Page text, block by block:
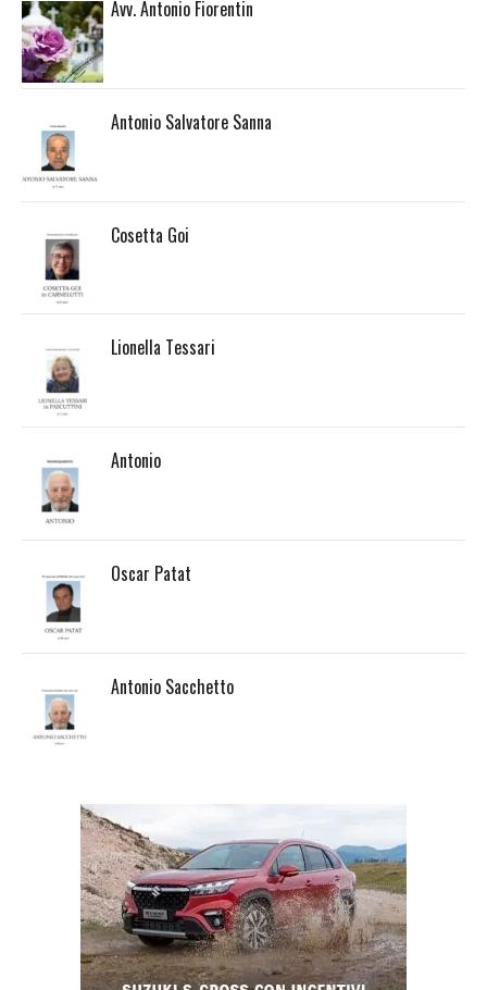
Avv. Antonio Fiorentin
Antonio Salvatore Sanna
Cosetta Goi
Lionella Tessari
Antonio
Oscar Patat
Antonio Sacchetto